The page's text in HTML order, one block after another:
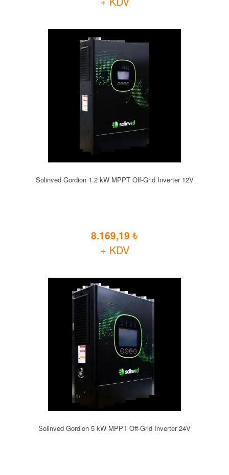
Solinved Gordion 1.2 kW MPPT Off-Grid Inverter 12V
8.169,19
+ KDV
Solinved Gordion 5 kW MPPT Off-Grid Inverter 24V